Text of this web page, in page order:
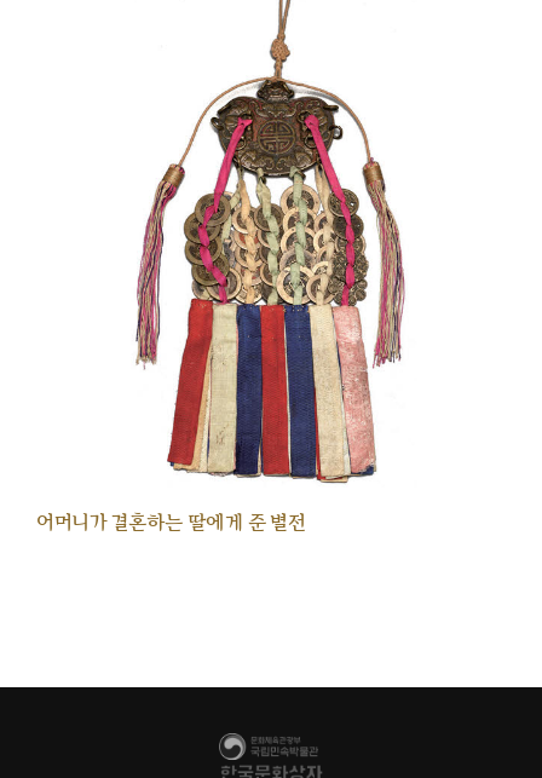
어머니가 결혼하는 딸에게 준 별전